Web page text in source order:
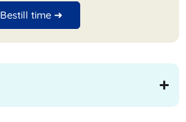
Bestill time ➜